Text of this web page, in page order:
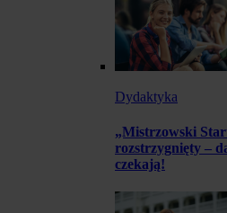
Dydaktyka
„Mistrzowski
rozstrzygnięty –
czekają!